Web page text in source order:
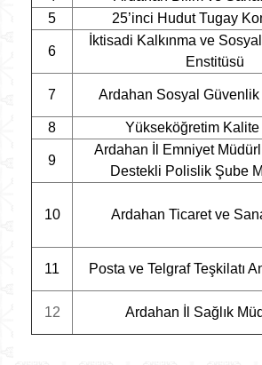
5
25’inci Hudut Tugay
6
İktisadi Kalkınma ve
Enstitüsü
7 Ardahan Sosyal
8
Yükseköğretim Kalite
9
Ardahan İl Emniyet
Destekli Polislik Şube
10 Ardahan Ticaret ve
11 Posta ve Telgraf Teşkilatı
12 Ardahan İl Sağlık